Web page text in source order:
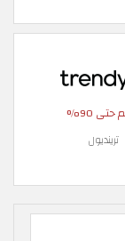
90%
ترينديول